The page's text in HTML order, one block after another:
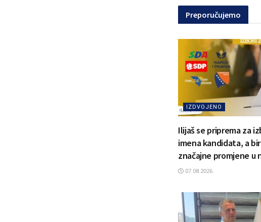
Preporučujemo
IZDVOJENO
Ilijaš se priprema za
imena kandidata, a
značajne promjene u
07.08.2026.